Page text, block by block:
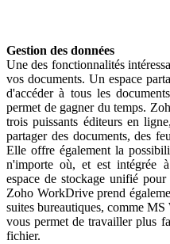
Gestion des données
Une des fonctionnalités
vos documents. Un espace
d'accéder à tous les
permet de gagner du temps.
trois puissants éditeurs en
partager des documents, des
Elle offre également la
n'importe où, et est intégrée
espace de stockage unifié
Zoho WorkDrive prend
suites bureautiques, comme
vous permet de travailler plus
fichier.